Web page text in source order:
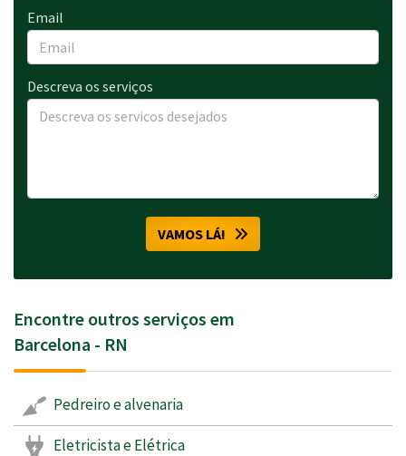
Email
Descreva os serviços
VAMOS LÁ!
Encontre outros serviços em
Barcelona - RN
Pedreiro e alvenaria
Eletricista e Elétrica